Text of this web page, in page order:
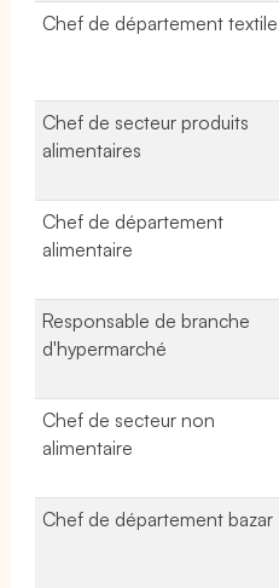
Chef de département textile
Chef de secteur produits
alimentaires
Chef de département
alimentaire
Responsable de branche
d'hypermarché
Chef de secteur non
alimentaire
Chef de département bazar